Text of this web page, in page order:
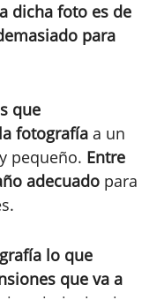
dicha foto es de
para
que
fotografía a un
pequeño. Entre
adecuado para
lo que
que va a